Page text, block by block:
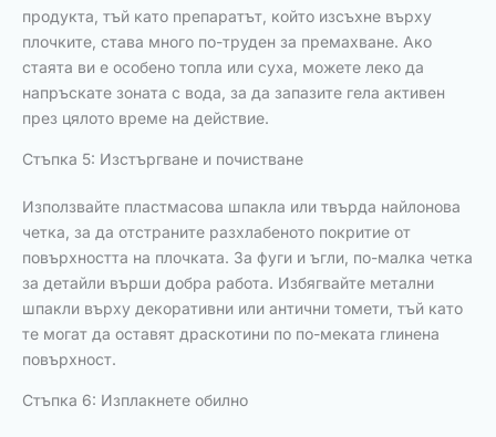
продукта, тъй като препаратът, който изсъхне върху
плочките, става много по-труден за премахване. Ако
стаята ви е особено топла или суха, можете леко да
напръскате зоната с вода, за да запазите гела активен
през цялото време на действие.
Стъпка 5: Изстъргване и почистване
Използвайте пластмасова шпакла или твърда найлонова
четка, за да отстраните разхлабеното покритие от
повърхността на плочката. За фуги и ъгли, по-малка четка
за детайли върши добра работа. Избягвайте метални
шпакли върху декоративни или антични томети, тъй като
те могат да оставят драскотини по по-меката глинена
повърхност.
Стъпка 6: Изплакнете обилно